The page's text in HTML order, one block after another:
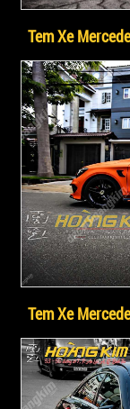
Tem Xe
Tem Xe